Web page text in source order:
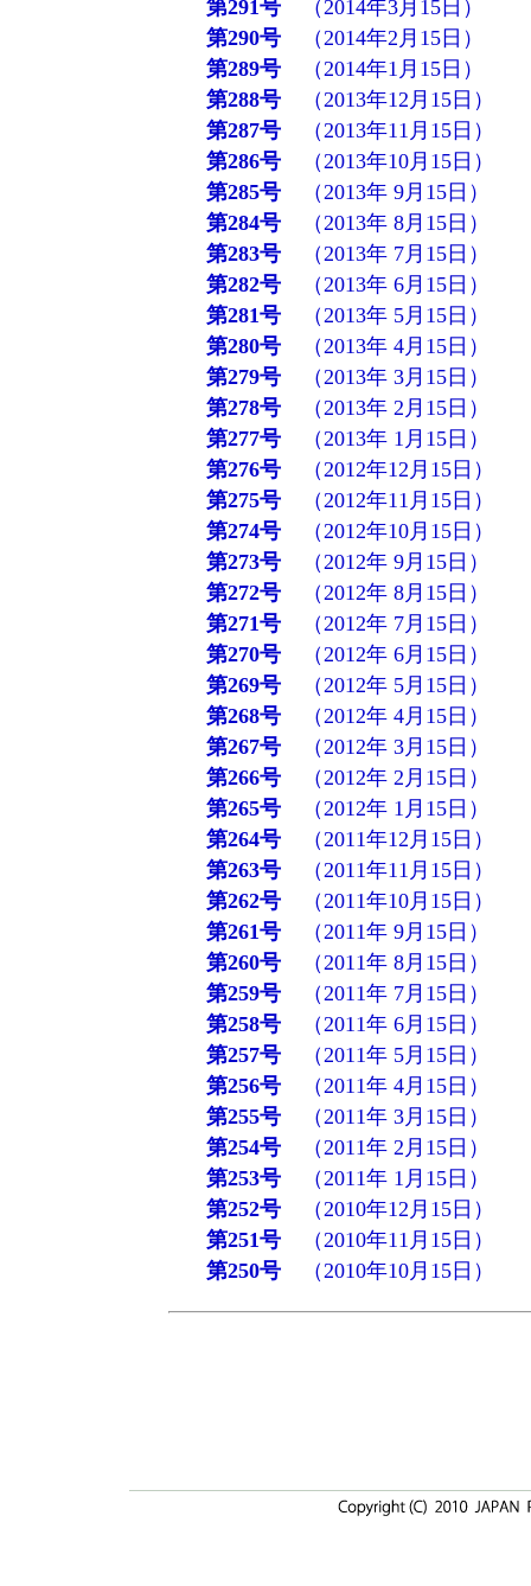
第291号 （2014年3月15日）
第290号 （2014年2月15日）
第289号 （2014年1月15日）
第288号 （2013年12月15日）
第287号 （2013年11月15日）
第286号 （2013年10月15日）
第285号 （2013年 9月15日）
第284号 （2013年 8月15日）
第283号 （2013年 7月15日）
第282号 （2013年 6月15日）
第281号 （2013年 5月15日）
第280号 （2013年 4月15日）
第279号 （2013年 3月15日）
第278号 （2013年 2月15日）
第277号 （2013年 1月15日）
第276号 （2012年12月15日）
第275号 （2012年11月15日）
第274号 （2012年10月15日）
第273号 （2012年 9月15日）
第272号 （2012年 8月15日）
第271号 （2012年 7月15日）
第270号 （2012年 6月15日）
第269号 （2012年 5月15日）
第268号 （2012年 4月15日）
第267号 （2012年 3月15日）
第266号 （2012年 2月15日）
第265号 （2012年 1月15日）
第264号 （2011年12月15日）
第263号 （2011年11月15日）
第262号 （2011年10月15日）
第261号 （2011年 9月15日）
第260号 （2011年 8月15日）
第259号 （2011年 7月15日）
第258号 （2011年 6月15日）
第257号 （2011年 5月15日）
第256号 （2011年 4月15日）
第255号 （2011年 3月15日）
第254号 （2011年 2月15日）
第253号 （2011年 1月15日）
第252号 （2010年12月15日）
第251号 （2010年11月15日）
第250号 （2010年10月15日）